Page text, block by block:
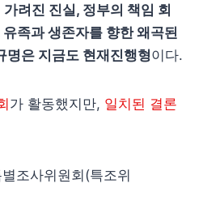
가려진 진실, 정부의 책임 회
족과 생존자를 향한 왜곡된
명은 지금도 현재진행형이다.
가 활동했지만, 일치된 결론
조사위원회(특조위